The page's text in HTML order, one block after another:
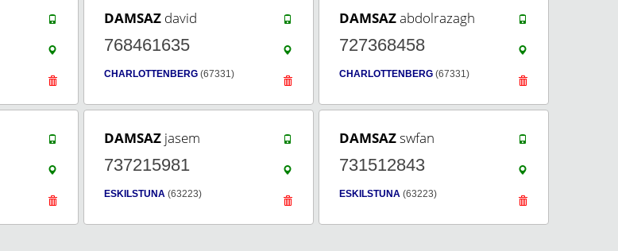
DAMSAZ david
768461635
CHARLOTTENBERG (67331)
DAMSAZabdolrazagh
727368458
CHARLOTTENBERG (67331)
DAMSAZ jasem
737215981
ESKILSTUNA (63223)
DAMSAZswfan
731512843
ESKILSTUNA (63223)